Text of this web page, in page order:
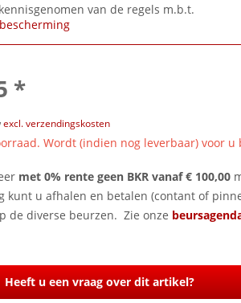
van de regels m.b.t.
*
excl. verzendingskosten
Wordt (indien nog leverbaar) voor u
met 0% rente geen BKR vanaf € 100,00
kunt u afhalen en betalen (contant of
de diverse beurzen. Zie onze
Heeft u een vraag over dit artikel?